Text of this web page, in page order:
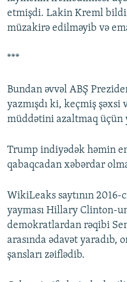
etmişdi. Lakin Kreml
müzakirə edilməyib və
***
Bundan əvvəl ABŞ
yazmışdı ki, keçmiş şəxsi
müddətini azaltmaq üçün
Trump indiyədək həmin
qabaqcadan xəbərdar
WikiLeaks saytının 2016-
yayması Hillary Clinton-
demokratlardan rəqibi
arasında ədavət yaradıb,
şansları zəiflədib.